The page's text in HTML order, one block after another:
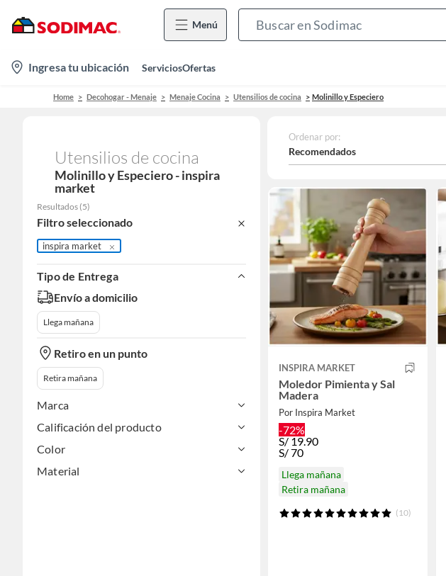
Menú
location-
icon
Ingresa tu ubicación ServiciosOfertas
Home Decohogar - Menaje Menaje Cocina Utensilios de cocina Molinillo y Especiero
Utensilios de cocina
Molinillo y Especiero - inspira
market
Resultados (5)
Filtro seleccionado
inspira market
Tipo de Entrega
Envío a domicilio
Llega mañana
Retiro en un punto
Retira mañana
Marca
Calificación del producto
Color
Material
Ordenar por:
Recomendados
INSPIRA MARKET
Moledor Pimienta y Sal
Madera
Por Inspira Market
-72%
S/ 19.90
S/70
Llega mañana
Retira mañana
(10)